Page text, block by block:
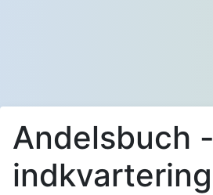
Andelsbuch -
indkvartering